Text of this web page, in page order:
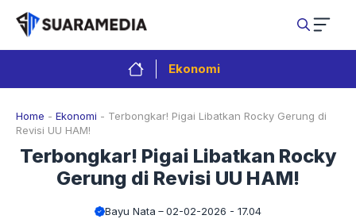
Langsung
isi
Ekonomi
Home - Ekonomi - Terbongkar! Pigai Libatkan Rocky Gerung di
Revisi UU HAM!
Terbongkar! Pigai Libatkan Rocky
Gerung di Revisi UU HAM!
Bayu Nata 02-02-2026 - 17.04